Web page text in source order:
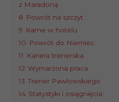
z Maradoną
8 Powrót na szczyt
9 Karne w hotelu
10 Powrót do Niemiec
11
Kariera trenerska
12 Wymarzona praca
13 Trener Pawlowskiego
14 Statystyki i osiągnięcia: